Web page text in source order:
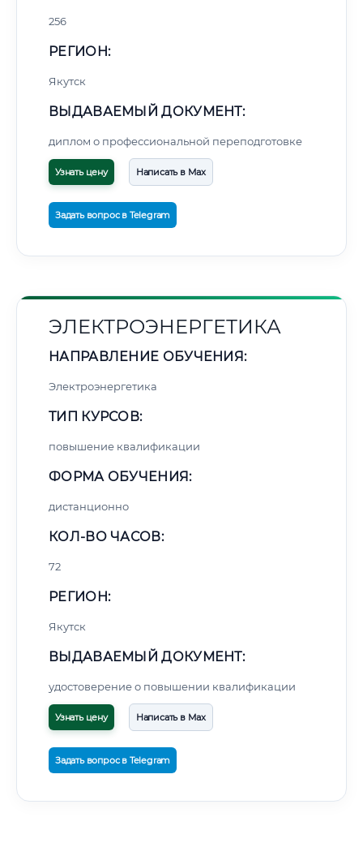
256
РЕГИОН:
Якутск
ВЫДАВАЕМЫЙ ДОКУМЕНТ:
диплом о профессиональной переподготовке
Узнать цену Написать в Max
Задать вопрос в Telegram
ЭЛЕКТРОЭНЕРГЕТИКА
НАПРАВЛЕНИЕ ОБУЧЕНИЯ:
Электроэнергетика
ТИП КУРСОВ:
повышение квалификации
ФОРМА ОБУЧЕНИЯ:
дистанционно
КОЛ-ВО ЧАСОВ:
72
РЕГИОН:
Якутск
ВЫДАВАЕМЫЙ ДОКУМЕНТ:
удостоверение о повышении квалификации
Узнать цену Написать в Max
Задать вопрос в Telegram